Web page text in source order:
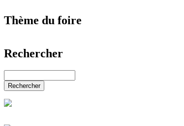
Thème du foire
Nouvelles du monde entier
Le Monde de l'art
Services, éducation & emplois
Commerce de détail & gastronomie
Rechercher
Rechercher